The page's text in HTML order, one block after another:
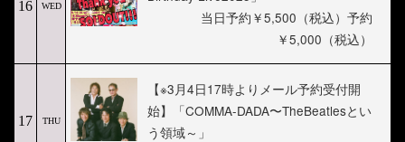
16 WED
当日予約￥5,500（税込）予約
￥5,000（税込）
17 THU
【※3月4日17時よりメール予約受付開
始】「COMMA-DADA〜TheBeatlesとい
う領域～」